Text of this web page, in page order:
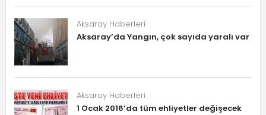
Aksaray Haberleri
Aksaray’da Yangın, çok sayıda yaralı var
Aksaray Haberleri
1 Ocak 2016’da tüm ehliyetler değişecek